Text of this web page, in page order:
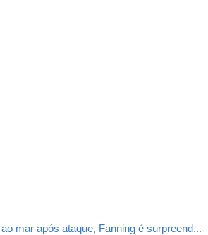
mar após ataque, Fanning é surpreend...